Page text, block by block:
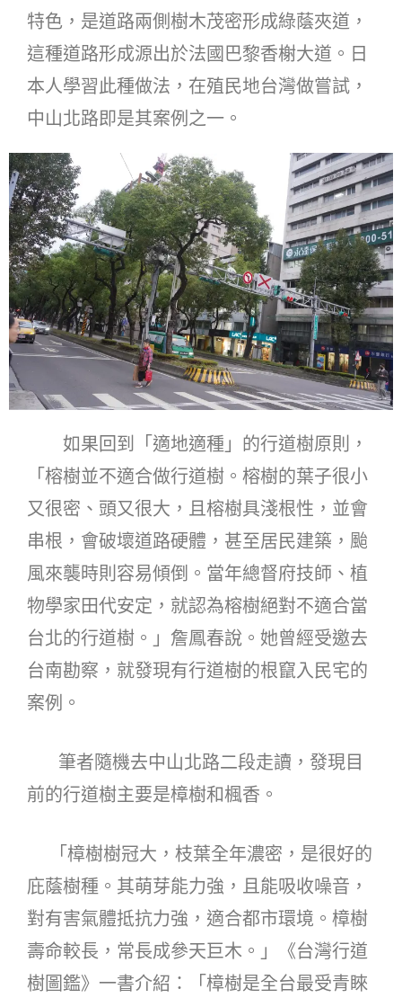
特色，是道路兩側樹木茂密形成綠蔭夾道，
這種道路形成源出於法國巴黎香榭大道。日
本人學習此種做法，在殖民地台灣做嘗試，
中山北路即是其案例之一。
如果回到「適地適種」的行道樹原則，
「榕樹並不適合做行道樹。榕樹的葉子很小
又很密、頭又很大，且榕樹具淺根性，並會
串根，會破壞道路硬體，甚至居民建築，颱
風來襲時則容易傾倒。當年總督府技師、植
物學家田代安定，就認為榕樹絕對不適合當
台北的行道樹。」詹鳳春說。她曾經受邀去
台南勘察，就發現有行道樹的根竄入民宅的
案例。
筆者隨機去中山北路二段走讀，發現目
前的行道樹主要是樟樹和楓香。
「樟樹樹冠大，枝葉全年濃密，是很好的
庇蔭樹種。其萌芽能力強，且能吸收噪音，
對有害氣體抵抗力強，適合都市環境。樟樹
壽命較長，常長成參天巨木。」《台灣行道
樹圖鑑》一書介紹：「樟樹是全台最受青睞